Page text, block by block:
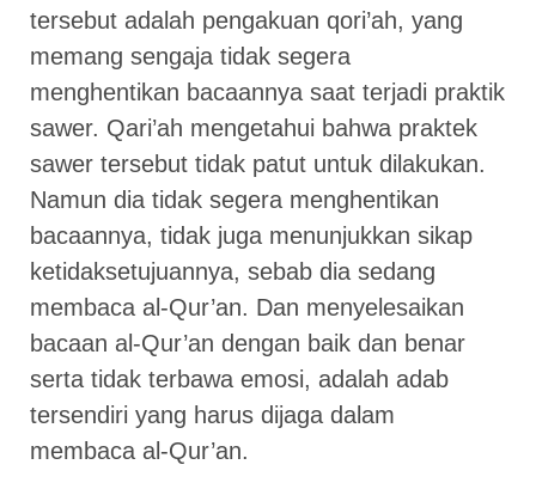
tersebut adalah pengakuan qori’ah, yang
memang sengaja tidak segera
menghentikan bacaannya saat terjadi praktik
sawer. Qari’ah mengetahui bahwa praktek
sawer tersebut tidak patut untuk dilakukan.
Namun dia tidak segera menghentikan
bacaannya, tidak juga menunjukkan sikap
ketidaksetujuannya, sebab dia sedang
membaca al-Qur’an. Dan menyelesaikan
bacaan al-Qur’an dengan baik dan benar
serta tidak terbawa emosi, adalah adab
tersendiri yang harus dijaga dalam
membaca al-Qur’an.